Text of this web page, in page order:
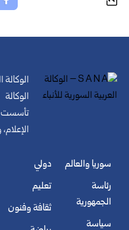
الوكالة
سوريا والعالم
رئاسة
الجمهورية
سياسة
دولي
تعليم
ثقافة وفنون